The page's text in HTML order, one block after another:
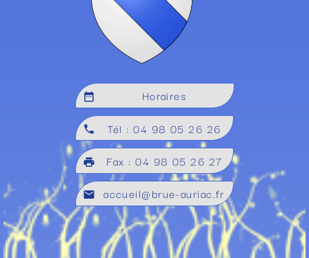
date_range Horaires
local_phone Tél : 04 98 05 26 26
local_printshop Fax : 04 98 05 26 27
mail accueil@brue-auriac.fr